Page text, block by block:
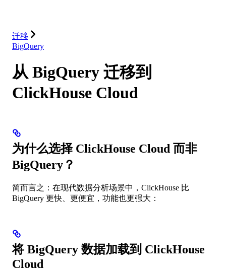
迁移
BigQuery
从 BigQuery 迁移到
ClickHouse Cloud
为什么选择 ClickHouse Cloud 而非
BigQuery？
简而言之：在现代数据分析场景中，ClickHouse 比
BigQuery 更快、更便宜，功能也更强大：
将 BigQuery 数据加载到 ClickHouse
Cloud